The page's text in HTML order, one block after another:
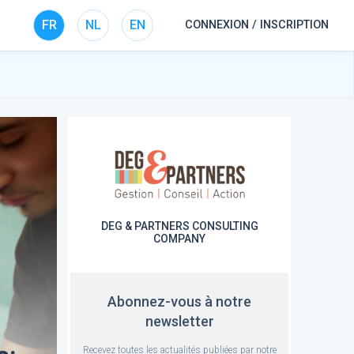
FR NL EN CONNEXION / INSCRIPTION
DEG & PARTNERS CONSULTING
COMPANY
Abonnez-vous à notre
newsletter
Recevez toutes les actualités publiées par notre